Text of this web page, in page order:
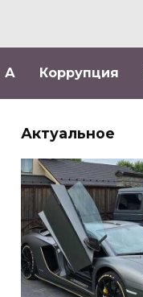
А Коррупция
Актуальное